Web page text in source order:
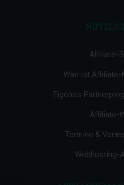
Affiliate-
Was ist Affiliate-
Eigenes
Affiliate-
Termine &
Webhosting-